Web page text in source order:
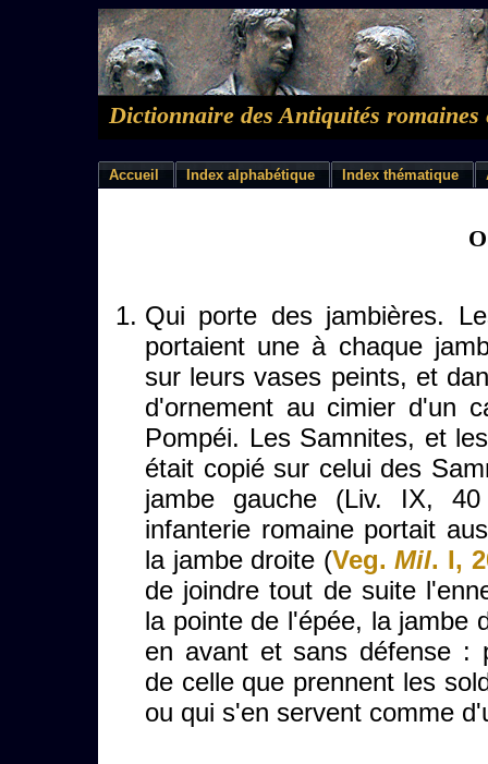
Dictionnaire des Antiquités romaines
Accueil Index alphabétique Index thématique
Qui porte des jambières.
portaient une à chaque
sur leurs vases peints, et
d'ornement au cimier d'un
Pompéi. Les Samnites, et
était copié sur celui des
jambe gauche (Liv. IX,
infanterie romaine portait
la jambe droite (Veg.Mil. I,
de joindre tout de suite
la pointe de l'épée, la jambe
en avant et sans défense :
de celle que prennent les
ou qui s'en servent comme